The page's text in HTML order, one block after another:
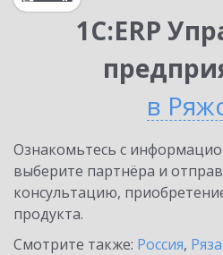
1С:ERP
в
Ознакомьтесь с
выберите партнёра и
консультацию,
продукта.
Смотрите также: Россия,